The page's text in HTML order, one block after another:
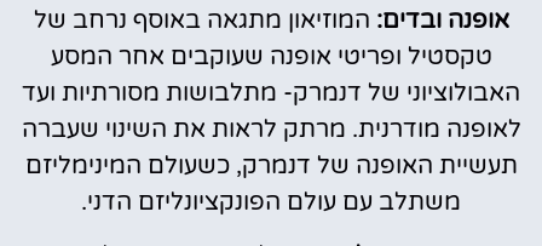
אופנה ובדים: המוזיאון מתגאה באוסף נרחב של
טקסטיל ופריטי אופנה שעוקבים אחר המסע
האבולוציוני של דנמרק- מתלבושות מסורתיות ועד
לאופנה מודרנית. מרתק לראות את השינוי שעברה
תעשיית האופנה של דנמרק, כשעולם המינימליזם
משתלב עם עולם הפונקציונליזם הדני.